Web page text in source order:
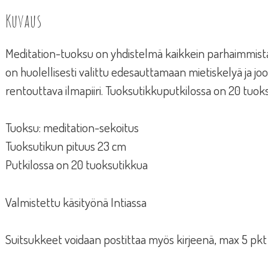
Kuvaus
Meditation-tuoksu on yhdistelmä kaikkein
on huolellisesti valittu edesauttamaan mietiskelyä ja
rentouttava ilmapiiri. Tuoksutikkuputkilossa on 20
Tuoksu: meditation-sekoitus
Tuoksutikun pituus 23 cm
Putkilossa on 20 tuoksutikkua
Valmistettu käsityönä Intiassa
Suitsukkeet voidaan postittaa myös kirjeenä, max 5